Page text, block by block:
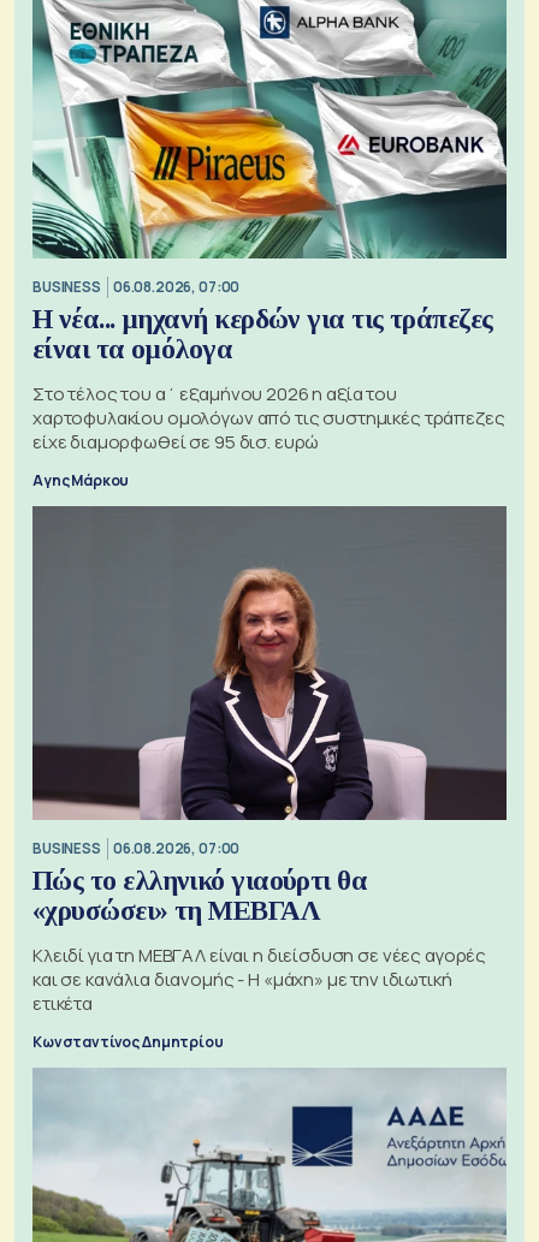
BUSINESS 06.08.2026, 07:00
Η νέα... μηχανή κερδών για τις τράπεζες
είναι τα ομόλογα
Στο τέλος του α΄ εξαμήνου 2026 η αξία του
χαρτοφυλακίου ομολόγων από τις συστημικές τράπεζες
είχε διαμορφωθεί σε 95 δισ. ευρώ
Αγης Μάρκου
BUSINESS 06.08.2026, 07:00
Πώς το ελληνικό γιαούρτι θα
«χρυσώσει» τη ΜΕΒΓΑΛ
Κλειδί για τη ΜΕΒΓΑΛ είναι η διείσδυση σε νέες αγορές
και σε κανάλια διανομής - Η «μάχη» με την ιδιωτική
ετικέτα
Κωνσταντίνος Δημητρίου